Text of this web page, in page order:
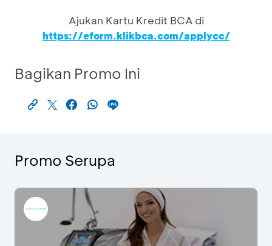
Ajukan Kartu Kredit BCA di
https://eform.klikbca.com/applycc/
Bagikan Promo Ini
Promo Serupa